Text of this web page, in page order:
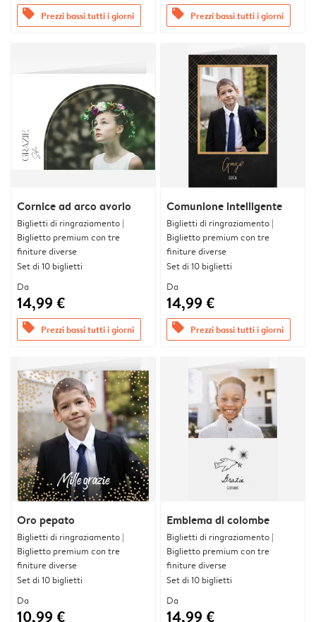
offers Prezzi bassi tutti i giorni offers Prezzi bassi tutti i giorni
Cornice ad arco avorio
Biglietti di ringraziamento |
Biglietto premium con tre
finiture diverse
Set di 10 biglietti
Da
14,99 €
offers Prezzi bassi tutti i giorni
Comunione intelligente
Biglietti di ringraziamento |
Biglietto premium con tre
finiture diverse
Set di 10 biglietti
Da
14,99 €
offers Prezzi bassi tutti i giorni
Oro pepato
Biglietti di ringraziamento |
Biglietto premium con tre
finiture diverse
Set di 10 biglietti
Da
10,99 €
Emblema di colombe
Biglietti di ringraziamento |
Biglietto premium con tre
finiture diverse
Set di 10 biglietti
Da
14,99 €